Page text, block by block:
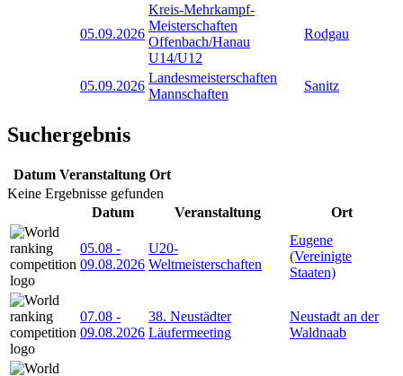
05.09.2026
Kreis-Mehrkampf-
Meisterschaften
Offenbach/Hanau
U14/U12
Rodgau
05.09.2026
Landesmeisterschaften
Mannschaften
Sanitz
Suchergebnis
Datum Veranstaltung Ort
Keine Ergebnisse gefunden
Datum
Veranstaltung Ort
05.08 -
09.08.2026
U20-
Weltmeisterschaften
Eugene
(Vereinigte
Staaten)
07.08 -
09.08.2026
38. Neustädter
Läufermeeting
Neustadt an der
Waldnaab